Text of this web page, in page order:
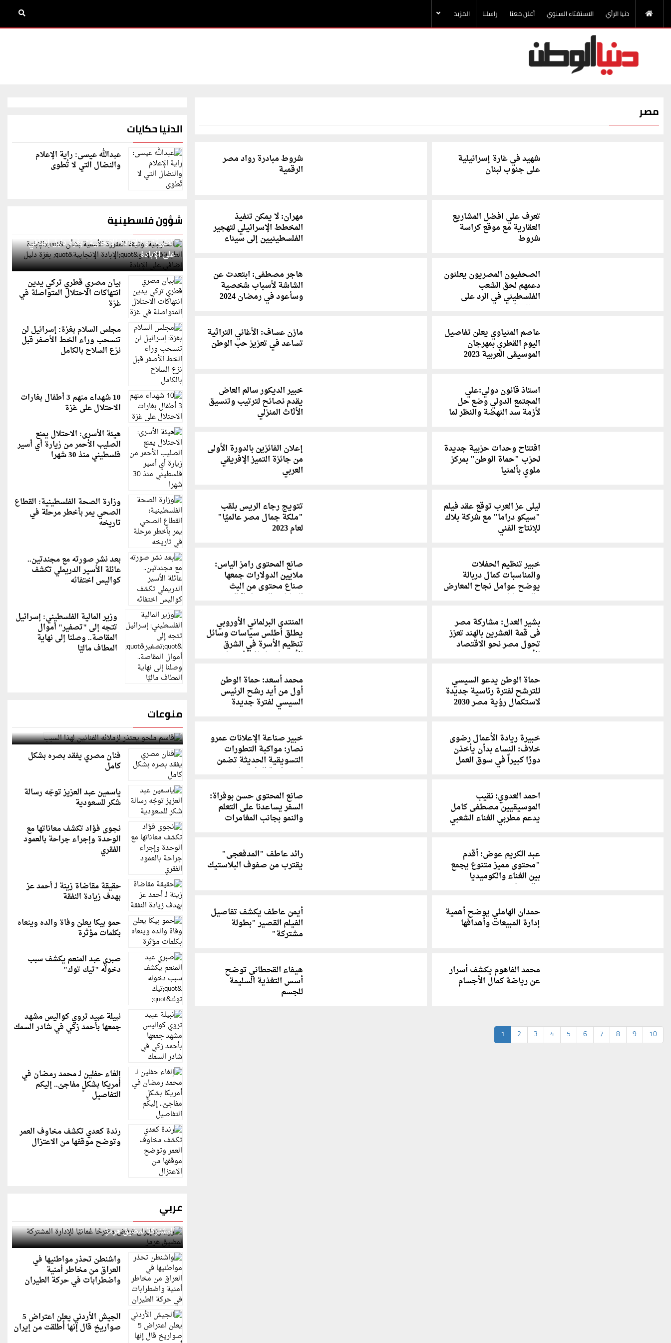
دنيا الرأي الاستفتاء السنوي أعلن معنا راسلنا المزيد
مصر
شهيد في غارة إسرائيلية
على جنوب لبنان
شروط مبادرة رواد مصر
الرقمية
تعرف علي افضل المشاريع
العقارية مع موقع كراسة
شروط
مهران: لا يمكن تنفيذ
المخطط الإسرائيلي لتهجير
الفلسطينيين إلى سيناء
الصحفيون المصريون يعلنون
دعمهم لحق الشعب
الفلسطيني في الرد على
جرائم الاحتلال
هاجر مصطفى: ابتعدت عن
الشاشة لأسباب شخصية
وسأعود في رمضان 2024
عاصم المنياوي يعلن تفاصيل
اليوم القطري بمهرجان
الموسيقى العربية 2023
مازن عساف: الأغاني التراثية
تساعد في تعزيز حب الوطن
استاذ قانون دولي:علي
المجتمع الدولي وضع حل
لأزمة سد النهضة والنظر لما
حدث بليبيا
خبير الديكور سالم العاض
يقدم نصائح لترتيب وتنسيق
الأثاث المنزلي
افتتاح وحدات حزبية جديدة
لحزب "حماة الوطن" بمركز
ملوي بألمنيا
إعلان الفائزين بالدورة الأولى
من جائزة التميز الإفريقي
العربي
ليلى عز العرب توقع عقد فيلم
"سيكو دراما" مع شركة بلاك
للإنتاج الفني
تتويج رجاء الريس بلقب
"ملكة جمال مصر عالميًا"
لعام 2023
خبير تنظيم الحفلات
والمناسبات كمال دربالة
يوضح عوامل نجاح المعارض
والمهرجانات
صانع المحتوى رامز الياس:
ملايين الدولارات جمعها
صناع محتوى من البث
المباشر والتسول الإلكتروني
بشير العدل: مشاركة مصر
فى قمة العشرين بالهند تعزز
تحول مصر نحو الاقتصاد
الأخضر
المنتدى البرلماني الأوروبي
يطلق أطلس سياسات وسائل
تنظيم الأسرة في الشرق
الأوسط وشمال أفريقيا
حماة الوطن يدعو السيسي
للترشح لفترة رئاسية جديدة
لاستكمال رؤية مصر 2030
محمد أسعد: حماة الوطن
أول من أيد رشح الرئيس
السيسي لفترة جديدة
خبيرة ريادة الأعمال رضوى
خلاف: النساء بدأن يأخذن
دورًا كبيراً في سوق العمل
خبير صناعة الإعلانات عمرو
نصار: مواكبة التطورات
التسويقية الحديثة تضمن
استمرارية المؤسسات
احمد العدوي: نقيب
الموسيقيين مصطفى كامل
يدعم مطربي الغناء الشعبي
صانع المحتوى حسن بوفراة:
السفر يساعدنا على التعلم
والنمو بجانب المغامرات
عبد الكريم عوض: أقدم
"محتوى مميز متنوع يجمع
بين الغناء والكوميديا
والضحك"
رائد عاطف "المدفعجى"
يقترب من صفوف البلاستيك
حمدان الهاملي يوضح أهمية
إدارة المبيعات وأهدافها
أيمن عاطف يكشف تفاصيل
الفيلم القصير "بطولة
مشتركة"
محمد الفاهوم يكشف أسرار
عن رياضة كمال الأجسام
هيفاء القحطاني توضح
أسس التغذية السليمة
للجسم
1 2 3 4 5 6 7 8 9 10
الدنيا حكايات
عبدالله عيسى: راية الإعلام
والنضال التي لا تُطوى
شؤون فلسطينية
الخارجية: وثيقة المقررة الأممية بشأن "الإبادة
الطبية" و"الإبادة الإنجابية" بغزة دليل إضافي
على الإبادة
بيان مصري قطري تركي يدين
انتهاكات الاحتلال المتواصلة في
غزة
مجلس السلام بغزة: إسرائيل لن
تنسحب وراء الخط الأصفر قبل
نزع السلاح بالكامل
10 شهداء منهم 3 أطفال بغارات
الاحتلال على غزة
هيئة الأسرى: الاحتلال يمنع
الصليب الأحمر من زيارة أي أسير
فلسطيني منذ 30 شهرا
وزارة الصحة الفلسطينية: القطاع
الصحي يمر بأخطر مرحلة في
تاريخه
بعد نشر صورته مع مجندتين..
عائلة الأسير الدريملي تكشف
كواليس اختفائه
وزير المالية الفلسطيني: إسرائيل
تتجه إلى "تصفير" أموال
المقاصة.. وصلنا إلى نهاية
المطاف ماليًا
منوعات
قاسم ملحو يعتذر لزملائه الفنانين لهذا السبب
فنان مصري يفقد بصره بشكل
كامل
ياسمين عبد العزيز توجّه رسالة
شكر للسعودية
نجوى فؤاد تكشف معاناتها مع
الوحدة وإجراء جراحة بالعمود
الفقري
حقيقة مقاضاة زينة لـ أحمد عز
بهدف زيادة النفقة
حمو بيكا يعلن وفاة والده وينعاه
بكلمات مؤثرة
صبري عبد المنعم يكشف سبب
دخوله "تيك توك"
نبيلة عبيد تروي كواليس مشهد
جمعها بأحمد زكي في شادر السمك
إلغاء حفلين لـ محمد رمضان في
أمريكا بشكلٍ مفاجئ.. إليكم
التفاصيل
رندة كعدي تكشف مخاوف العمر
وتوضح موقفها من الاعتزال
عربي
رويترز: إيران ترفض مقترحًا عُمانيًا للإدارة
المشتركة لمضيق هرمز
واشنطن تحذر مواطنيها في
العراق من مخاطر أمنية
واضطرابات في حركة الطيران
الجيش الأردني يعلن اعتراض 5
صواريخ قال إنها أُطلقت من إيران